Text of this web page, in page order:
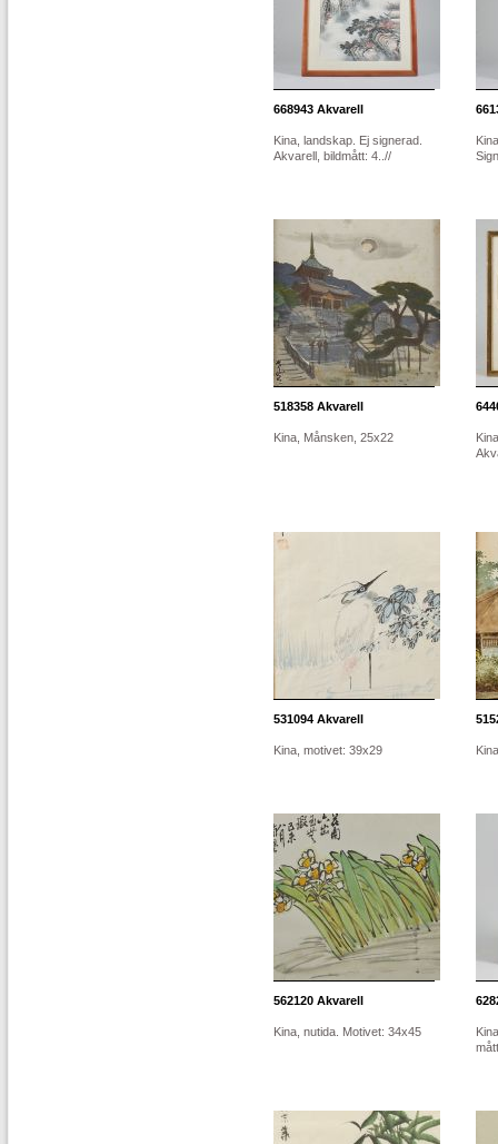
668943 Akvarell
Kina, landskap. Ej signerad.
Akvarell, bildmått: 4..//
518358 Akvarell
Kina, Månsken, 25x22
531094 Akvarell
Kina, motivet: 39x29
562120 Akvarell
Kina, nutida. Motivet: 34x45